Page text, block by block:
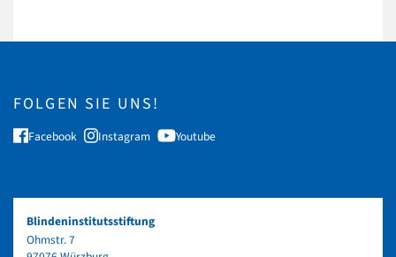
FOLGEN SIE UNS!
Facebook Instagram Youtube
Blindeninstitutsstiftung
Ohmstr. 7